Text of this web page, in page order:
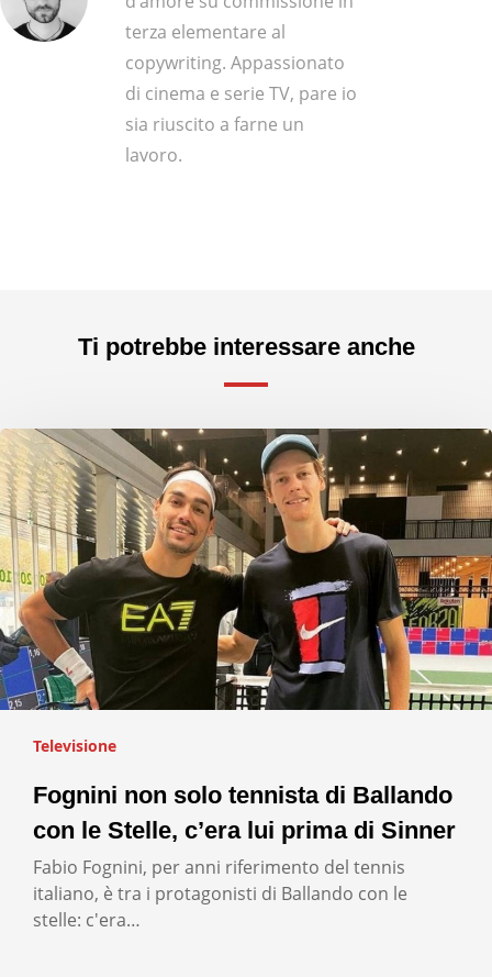
terza elementare al
copywriting. Appassionato
di cinema e serie TV, pare io
sia riuscito a farne un
lavoro.
Ti potrebbe interessare anche
Televisione
Fognini non solo tennista di Ballando
con le Stelle, c’era lui prima di Sinner
Fabio Fognini, per anni riferimento del tennis
italiano, è tra i protagonisti di Ballando con le
stelle: c'era…